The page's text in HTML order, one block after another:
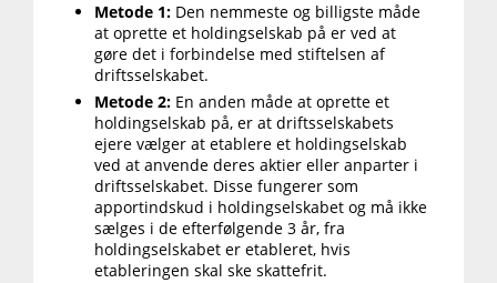
Metode 1: Den nemmeste og billigste måde
at oprette et holdingselskab på er ved at
gøre det i forbindelse med stiftelsen af
driftsselskabet.
Metode 2: En anden måde at oprette et
holdingselskab på, er at driftsselskabets
ejere vælger at etablere et holdingselskab
ved at anvende deres aktier eller anparter i
driftsselskabet. Disse fungerer som
apportindskud i holdingselskabet og må ikke
sælges i de efterfølgende 3 år, fra
holdingselskabet er etableret, hvis
etableringen skal ske skattefrit.